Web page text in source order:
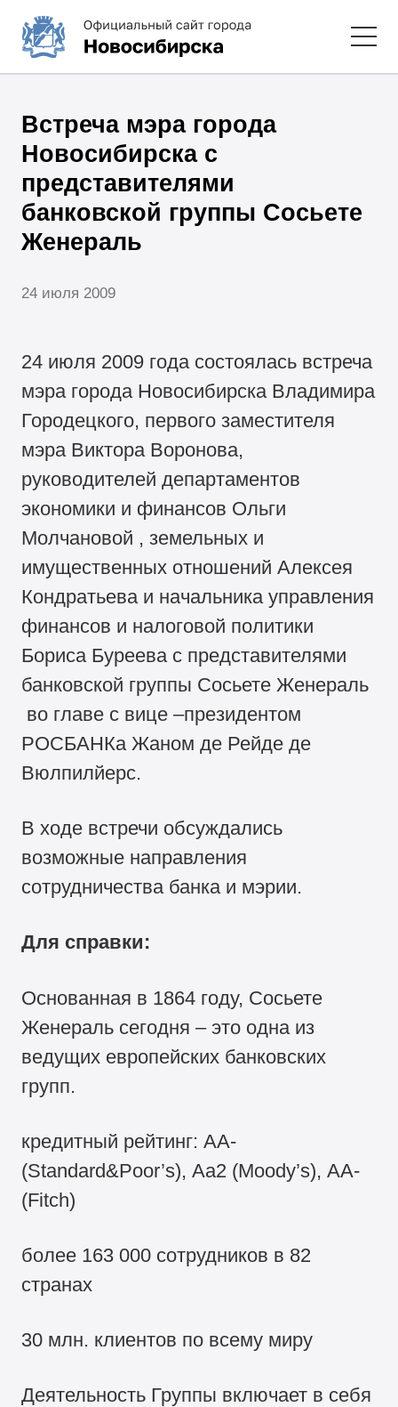
Встреча мэра города
Новосибирска с
представителями
банковской группы Сосьете
Женераль
24 июля 2009
24 июля 2009 года состоялась встреча
мэра города Новосибирска Владимира
Городецкого, первого заместителя
мэра Виктора Воронова,
руководителей департаментов
экономики и финансов Ольги
Молчановой , земельных и
имущественных отношений Алексея
Кондратьева и начальника управления
финансов и налоговой политики
Бориса Буреева с представителями
банковской группы Сосьете Женераль
во главе с вице –президентом
РОСБАНКа Жаном де Рейде де
Вюлпилйерс.
В ходе встречи обсуждались
возможные направления
сотрудничества банка и мэрии.
Для справки:
Основанная в 1864 году, Сосьете
Женераль сегодня – это одна из
ведущих европейских банковских
групп.
кредитный рейтинг: АА-
(Standard&Poor’s), Аа2 (Moody’s), АА-
(Fitch)
более 163 000 сотрудников в 82
странах
30 млн. клиентов по всему миру
Деятельность Группы включает в себя